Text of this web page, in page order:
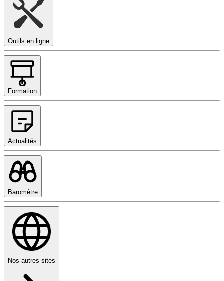
Outils en ligne
Formation
Actualités
Baromètre
Nos autres sites